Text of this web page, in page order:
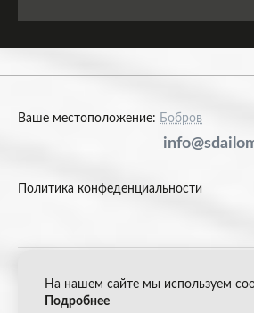
Ваше местоположение: Бобров
Политика конфеденциальности
© 2026 Акрон Скрап
На нашем сайте мы используем
Подробнее